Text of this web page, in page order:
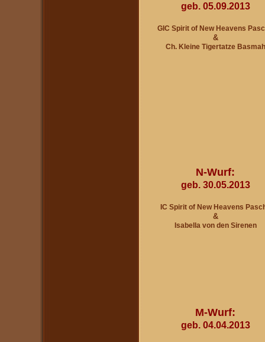
geb. 05.09.2013
GIC Spirit of New Heavens
&
Ch. Kleine Tigertatze Basmah
N-Wurf:
geb. 30.05.2013
IC Spirit of New Heavens
&
Isabella von den Sirenen
M-Wurf:
geb. 04.04.2013